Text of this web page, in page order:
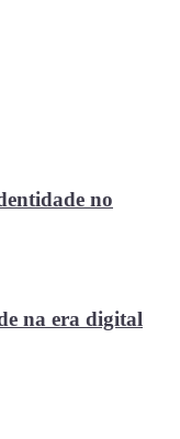
no
na era digital